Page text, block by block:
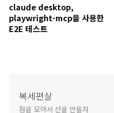
claude desktop,
playwright-mcp을 사용한
E2E 테스트
복세편살
점을 모아서 선을 만들자